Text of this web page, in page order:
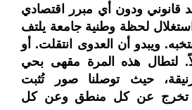
قانوني ودون أي مبرر اقتصادي
لحظة وطنية جامعة يلتف
ويبدو أن العدوى انتقلت. أو
لتطال هذه المرة مقهى بحي
حيث توصلنا صور تُثبت
تخرج عن كل منطق وعن كل